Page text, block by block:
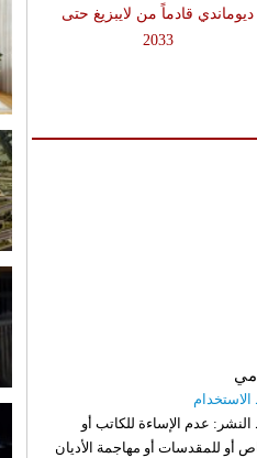
ديوماندي قادماً من لايبزيغ حتى
2033
عدم الإساءة للكاتب أو
أو للمقدسات أو مهاجمة الأديان